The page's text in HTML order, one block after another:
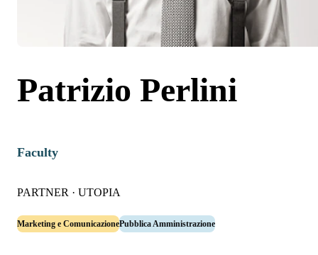
Patrizio Perlini
Faculty
PARTNER · UTOPIA
Marketing e ComunicazionePubblica Amministrazione